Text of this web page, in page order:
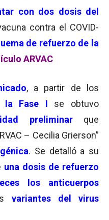
con dos dosis del
contra el COVID-
de refuerzo de la
ARVAC
, a partir de los
la Fase I
se obtuvo
preliminarque
– Cecilia Grierson”
. Se detalló a su
una dosis de refuerzo
los anticuerpos
variantes del virus